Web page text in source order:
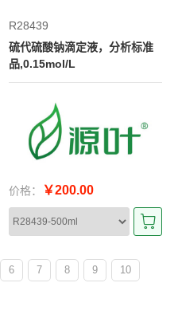
R28439
硫代硫酸钠滴定液，分析标准
品,0.15mol/L
价格： ￥200.00
6 7 8 9 10